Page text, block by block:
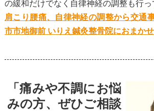
の緩和だけでなく自律神経の調整も行っ
肩こり腰痛、自律神経の調整から交通
市市地御前 いりえ鍼灸整骨院におまかせ
「痛みや不調にお悩
みの方、ぜひご相談